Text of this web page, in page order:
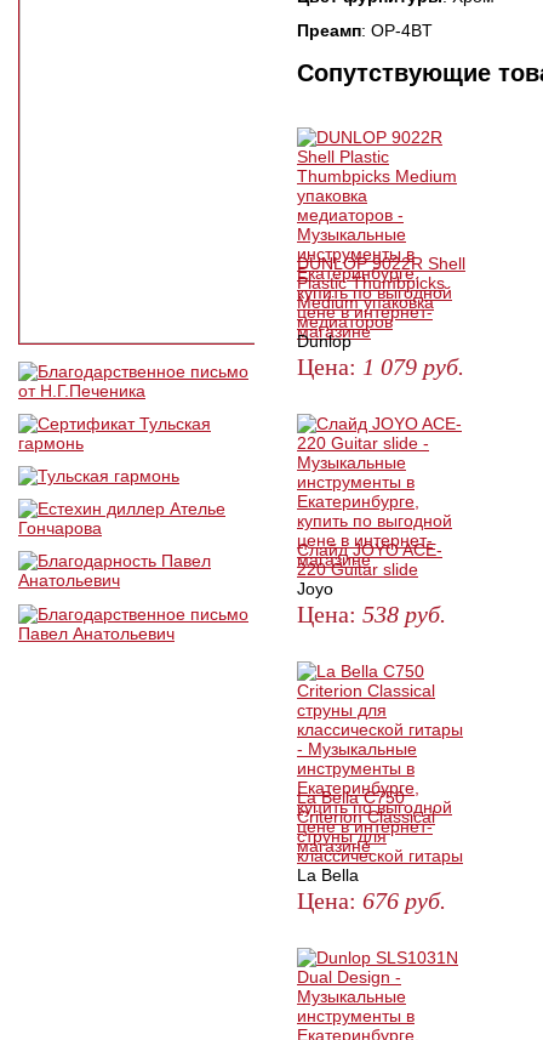
Преамп: OP-4BT
Сопутствующие
DUNLOP 9022R Shell
Plastic Thumbpicks
Medium упаковка
медиаторов
Dunlop
Цена: 1 079 руб.
Слайд JOYO ACE-
220 Guitar slide
Joyo
Цена: 538 руб.
La Bella C750
Criterion Classical
струны для
классической гитары
La Bella
Цена: 676 руб.